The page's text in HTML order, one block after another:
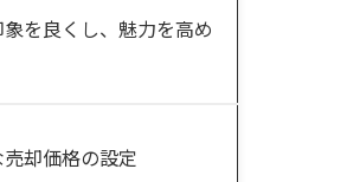
を良くし、魅力を高め
却価格の設定